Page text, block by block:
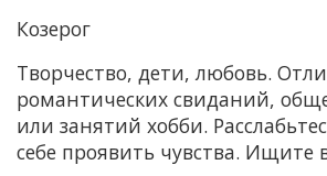
Козерог
Творчество, дети, любовь.
романтических свиданий,
или занятий хобби.
себе проявить чувства. Ищите